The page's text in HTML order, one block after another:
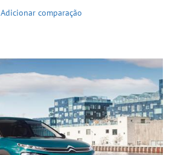
Adicionar comparação